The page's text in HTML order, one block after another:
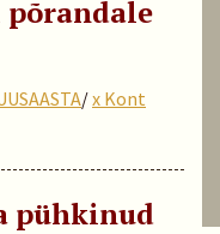
/x Kont
pühkinud